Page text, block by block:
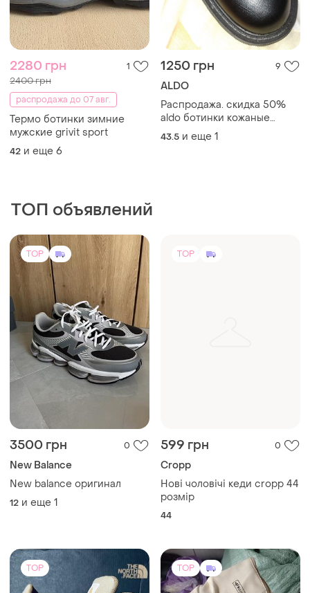
2280 грн 1
2400 грн
распродажа до 07 авг.
Термо ботинки зимние
мужские grivit sport
42 и еще 6
1250 грн 9
ALDO
Распродажа. скидка 50%
aldo ботинки кожаные
мужские 44 р весна-осень
43.5 и еще 1
ТОП объявлений
TOP
3500 грн 0
New Balance
New balance оригинал
12 и еще 1
TOP
599 грн 0
Cropp
Нові чоловічі кеди cropp 44
розмір
44
TOP TOP